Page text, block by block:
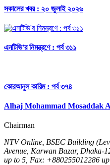
সকালের খবর : ২০ জুলাই ২০২৬
এনটিভি'র নিমন্ত্রণে : পর্ব ৩১১
কোরআনুল কারিম : পর্ব ৩৭৪
Alhaj Mohammad Mosaddak
Chairman
NTV Online, BSEC Building
Avenue, Karwan Bazar, Dhaka-
up to 5, Fax: +880255012286